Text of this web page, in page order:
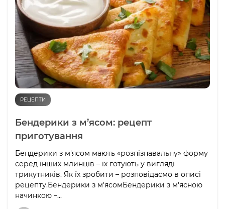
РЕЦЕПТИ
Бендерики з м’ясом: рецепт
приготування
Бендерики з м'ясом мають «розпізнавальну» форму
серед інших млинців – їх готують у вигляді
трикутників. Як їх зробити – розповідаємо в описі
рецепту.Бендерики з м'ясомБендерики з м'ясною
начинкою –...